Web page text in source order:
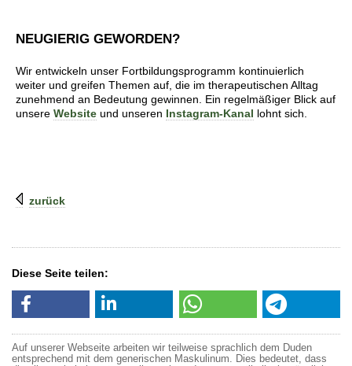
NEUGIERIG GEWORDEN?
Wir entwickeln unser Fortbildungsprogramm kontinuierlich
weiter und greifen Themen auf, die im therapeutischen Alltag
zunehmend an Bedeutung gewinnen. Ein regelmäßiger Blick auf
unsere Website und unseren Instagram-Kanal lohnt sich.
zurück
Diese Seite teilen:
Auf unserer Webseite arbeiten wir teilweise sprachlich dem Duden
entsprechend mit dem generischen Maskulinum. Dies bedeutet, dass